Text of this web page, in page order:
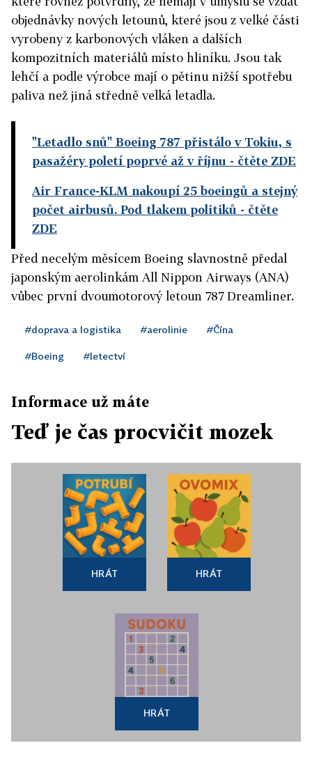
objednávky nových letounů, které jsou z velké části
vyrobeny z karbonových vláken a dalších
kompozitních materiálů místo hliníku. Jsou tak
lehčí a podle výrobce mají o pětinu nižší spotřebu
paliva než jiná středně velká letadla.
"Letadlo snů" Boeing 787 přistálo v Tokiu, s
pasažéry poletí poprvé až v říjnu - čtěte ZDE
Air France-KLM nakoupí 25 boeingů a stejný
počet airbusů. Pod tlakem politiků - čtěte
ZDE
Před necelým měsícem Boeing slavnostně předal
japonským aerolinkám All Nippon Airways (ANA)
vůbec první dvoumotorový letoun 787 Dreamliner.
#doprava a logistika #aerolinie #Čína
#Boeing #letectví
Informace už máte
Teď je čas procvičit mozek
HRÁT HRÁT
HRÁT